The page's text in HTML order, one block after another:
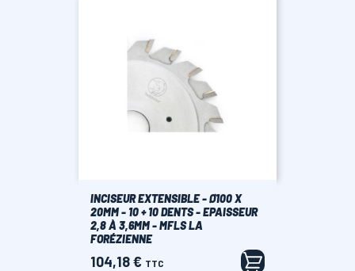
INCISEUR EXTENSIBLE - Ø100 X
20MM - 10 + 10 DENTS - EPAISSEUR
2,8 À 3,6MM - MFLS LA
FORÉZIENNE
Prix
104,18 € TTC